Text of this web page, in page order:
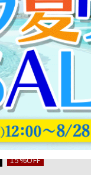
生じております
年 フランス ブルゴ
ルジュの典型にし
ジョルジュ・
ゴーニュ 赤ワ
販売日：2026年 01
15%OFF